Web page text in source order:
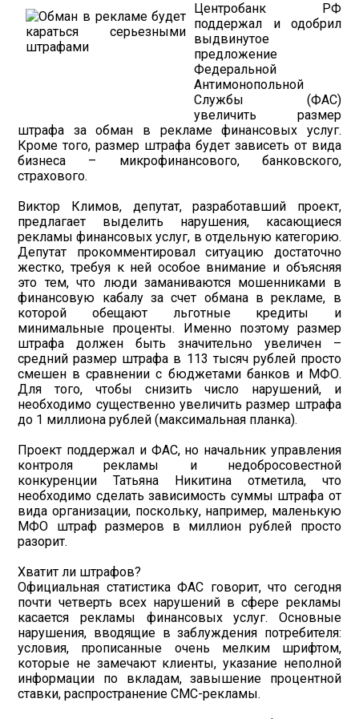
Центробанк РФ
поддержал и одобрил
выдвинутое
предложение
Федеральной
Антимонопольной
Службы (ФАС)
увеличить размер
штрафа за обман в рекламе финансовых услуг.
Кроме того, размер штрафа будет зависеть от вида
бизнеса – микрофинансового, банковского,
страхового.
Виктор Климов, депутат, разработавший проект,
предлагает выделить нарушения, касающиеся
рекламы финансовых услуг, в отдельную категорию.
Депутат прокомментировал ситуацию достаточно
жестко, требуя к ней особое внимание и объясняя
это тем, что люди заманиваются мошенниками в
финансовую кабалу за счет обмана в рекламе, в
которой обещают льготные кредиты и
минимальные проценты. Именно поэтому размер
штрафа должен быть значительно увеличен –
средний размер штрафа в 113 тысяч рублей просто
смешен в сравнении с бюджетами банков и МФО.
Для того, чтобы снизить число нарушений, и
необходимо существенно увеличить размер штрафа
до 1 миллиона рублей (максимальная планка).
Проект поддержал и ФАС, но начальник управления
контроля рекламы и недобросовестной
конкуренции Татьяна Никитина отметила, что
необходимо сделать зависимость суммы штрафа от
вида организации, поскольку, например, маленькую
МФО штраф размеров в миллион рублей просто
разорит.
Хватит ли штрафов?
Официальная статистика ФАС говорит, что сегодня
почти четверть всех нарушений в сфере рекламы
касается рекламы финансовых услуг. Основные
нарушения, вводящие в заблуждения потребителя:
условия, прописанные очень мелким шрифтом,
которые не замечают клиенты, указание неполной
информации по вкладам, завышение процентной
ставки, распространение СМС-рекламы.